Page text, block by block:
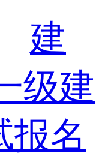
建
级建
报名